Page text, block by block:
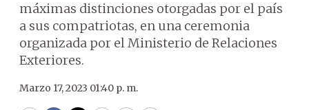
máximas distinciones otorgadas por el país
a sus compatriotas, en una ceremonia
organizada por el Ministerio de Relaciones
Exteriores.
Marzo 17, 2023 01:40 p. m.